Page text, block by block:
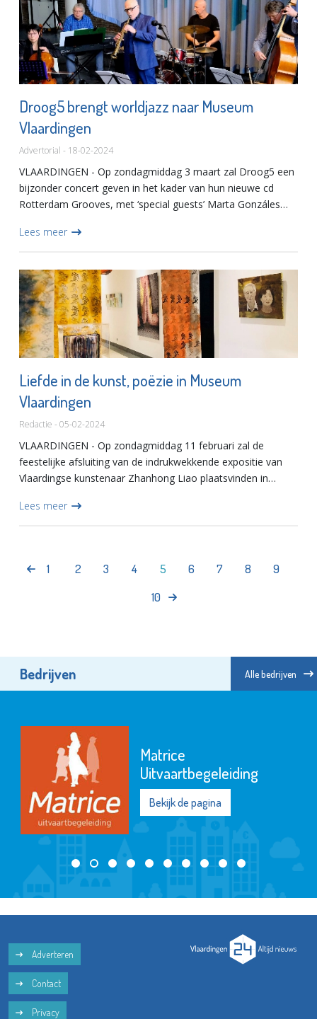
Droog5 brengt worldjazz naar Museum
Vlaardingen
Advertorial - 18-02-2024
VLAARDINGEN - Op zondagmiddag 3 maart zal Droog5 een
bijzonder concert geven in het kader van hun nieuwe cd
Rotterdam Grooves, met ‘special guests’ Marta Gonzáles
(percu...
Lees meer
Liefde in de kunst, poëzie in Museum
Vlaardingen
Redactie - 05-02-2024
VLAARDINGEN - Op zondagmiddag 11 februari zal de
feestelijke afsluiting van de indrukwekkende expositie van
Vlaardingse kunstenaar Zhanhong Liao plaatsvinden in
Liefde ka...
Lees meer
1 2 3 4 5 6 7 8
9
10
Bedrijven Alle bedrijven
Matrice
Uitvaartbegeleiding
Bekijk de pagina
Adverteren
Contact
Privacy